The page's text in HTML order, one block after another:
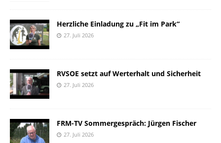
Herzliche Einladung zu „Fit im Park“
27. Juli 2026
RVSOE setzt auf Werterhalt und Sicherheit
27. Juli 2026
FRM-TV Sommergespräch: Jürgen Fischer
27. Juli 2026